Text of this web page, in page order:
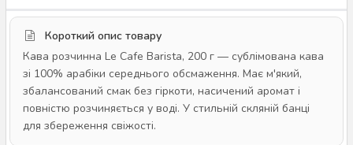
Короткий опис товару
Кава розчинна Le Cafe Barista, 200 г — сублімована кава
зі 100% арабіки середнього обсмаження. Має м'який,
збалансований смак без гіркоти, насичений аромат і
повністю розчиняється у воді. У стильній скляній банці
для збереження свіжості.